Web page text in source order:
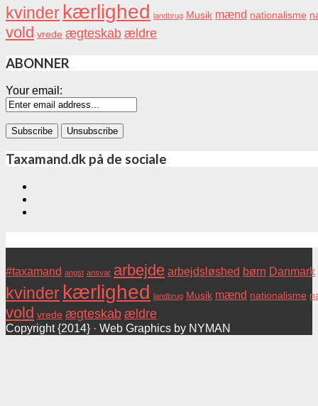
kvinder kærlighed landbrug Musik mænd nationalisme
vold vrede ægteskabældre
ABONNER
Your email:
Taxamand.dk på de sociale
#taxamand angst ansvar arbejde arbejdsløshed børn Danmark
kvinder kærlighed landbrug Musik mænd nationalisme
vold vrede ægteskabældre
Copyright {2014} · Web Graphics by NYMAN